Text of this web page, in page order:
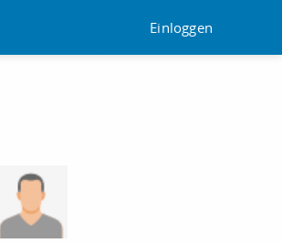
Einloggen